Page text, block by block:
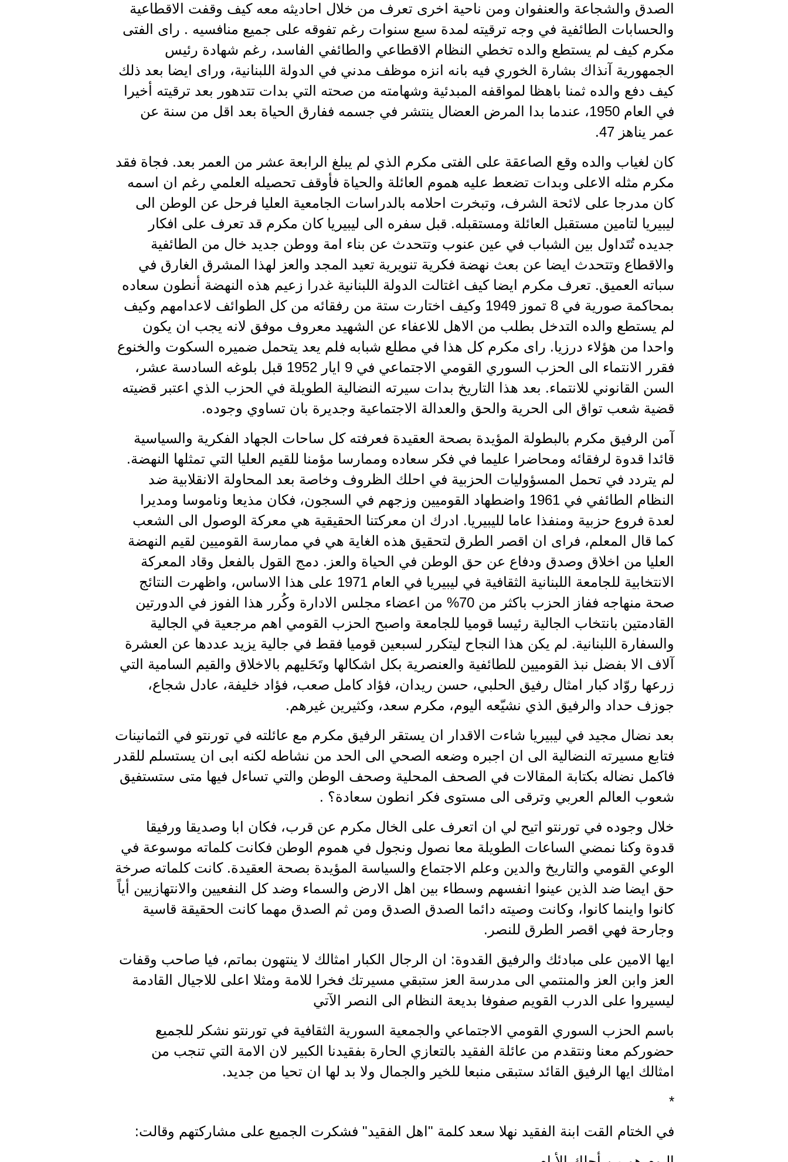
الصدق والشجاعة والعنفوان ومن ناحية اخرى تعرف من خلال احاديثه معه كيف وقفت الاقطاعية
والحسابات الطائفية في وجه ترقيته لمدة سبع سنوات رغم تفوقه على جميع منافسيه . راى الفتى
مكرم كيف لم يستطع والده تخطي النظام الاقطاعي والطائفي الفاسد، رغم شهادة رئيس
الجمهورية آنذاك بشارة الخوري فيه بانه انزه موظف مدني في الدولة اللبنانية، وراى ايضا بعد ذلك
كيف دفع والده ثمنا باهظا لمواقفه المبدئية وشهامته من صحته التي بدات تتدهور بعد ترقيته أخيرا
في العام 1950، عندما بدا المرض العضال ينتشر في جسمه ففارق الحياة بعد اقل من سنة عن
عمر يناهز 47.
كان لغياب والده وقع الصاعقة على الفتى مكرم الذي لم يبلغ الرابعة عشر من العمر بعد. فجاة فقد
مكرم مثله الاعلى وبدات تضعط عليه هموم العائلة والحياة فأوقف تحصيله العلمي رغم ان اسمه
كان مدرجا على لائحة الشرف، وتبخرت احلامه بالدراسات الجامعية العليا فرحل عن الوطن الى
ليبيريا لتامين مستقبل العائلة ومستقبله. قبل سفره الى ليبيريا كان مكرم قد تعرف على افكار
جديده تُتَداول بين الشباب في عين عنوب وتتحدث عن بناء امة ووطن جديد خال من الطائفية
والاقطاع وتتحدث ايضا عن بعث نهضة فكرية تنويرية تعيد المجد والعز لهذا المشرق الغارق في
سباته العميق. تعرف مكرم ايضا كيف اغتالت الدولة اللبنانية غدرا زعيم هذه النهضة أنطون سعاده
بمحاكمة صورية في 8 تموز 1949 وكيف اختارت ستة من رفقائه من كل الطوائف لاعدامهم وكيف
لم يستطع والده التدخل بطلب من الاهل للاعفاء عن الشهيد معروف موفق لانه يجب ان يكون
واحدا من هؤلاء درزيا. راى مكرم كل هذا في مطلع شبابه فلم يعد يتحمل ضميره السكوت والخنوع
فقرر الانتماء الى الحزب السوري القومي الاجتماعي في 9 ايار 1952 قبل بلوغه السادسة عشر،
السن القانوني للانتماء. بعد هذا التاريخ بدات سيرته النضالية الطويلة في الحزب الذي اعتبر قضيته
قضية شعب تواق الى الحرية والحق والعدالة الاجتماعية وجديرة بان تساوي وجوده.
آمن الرفيق مكرم بالبطولة المؤيدة بصحة العقيدة فعرفته كل ساحات الجهاد الفكرية والسياسية
قائدا قدوة لرفقائه ومحاضرا عليما في فكر سعاده وممارسا مؤمنا للقيم العليا التي تمثلها النهضة.
لم يتردد في تحمل المسؤوليات الحزبية في احلك الظروف وخاصة بعد المحاولة الانقلابية ضد
النظام الطائفي في 1961 واضطهاد القوميين وزجهم في السجون، فكان مذيعا وناموسا ومديرا
لعدة فروع حزبية ومنفذا عاما لليبيريا. ادرك ان معركتنا الحقيقية هي معركة الوصول الى الشعب
كما قال المعلم، فراى ان اقصر الطرق لتحقيق هذه الغاية هي في ممارسة القوميين لقيم النهضة
العليا من اخلاق وصدق ودفاع عن حق الوطن في الحياة والعز. دمج القول بالفعل وقاد المعركة
الانتخابية للجامعة اللبنانية الثقافية في ليبيريا في العام 1971 على هذا الاساس، واظهرت النتائج
صحة منهاجه ففاز الحزب باكثر من 70% من اعضاء مجلس الادارة وكُرر هذا الفوز في الدورتين
القادمتين بانتخاب الجالية رئيسا قوميا للجامعة واصبح الحزب القومي اهم مرجعية في الجالية
والسفارة اللبنانية. لم يكن هذا النجاح ليتكرر لسبعين قوميا فقط في جالية يزيد عددها عن العشرة
آلاف الا بفضل نبذ القوميين للطائفية والعنصرية بكل اشكالها وتَحَليهم بالاخلاق والقيم السامية التي
زرعها روّاد كبار امثال رفيق الحلبي، حسن ريدان، فؤاد كامل صعب، فؤاد خليفة، عادل شجاع،
جوزف حداد والرفيق الذي نشيّعه اليوم، مكرم سعد، وكثيرين غيرهم.
بعد نضال مجيد في ليبيريا شاءت الاقدار ان يستقر الرفيق مكرم مع عائلته في تورنتو في الثمانينات
فتابع مسيرته النضالية الى ان اجبره وضعه الصحي الى الحد من نشاطه لكنه ابى ان يستسلم للقدر
فاكمل نضاله بكتابة المقالات في الصحف المحلية وصحف الوطن والتي تساءل فيها متى ستستفيق
شعوب العالم العربي وترقى الى مستوى فكر انطون سعادة؟ .
خلال وجوده في تورنتو اتيح لي ان اتعرف على الخال مكرم عن قرب، فكان ابا وصديقا ورفيقا
قدوة وكنا نمضي الساعات الطويلة معا نصول ونجول في هموم الوطن فكانت كلماته موسوعة في
الوعي القومي والتاريخ والدين وعلم الاجتماع والسياسة المؤيدة بصحة العقيدة. كانت كلماته صرخة
حق ايضا ضد الذين عينوا انفسهم وسطاء بين اهل الارض والسماء وضد كل النفعيين والانتهازيين أياً
كانوا واينما كانوا، وكانت وصيته دائما الصدق الصدق ومن ثم الصدق مهما كانت الحقيقة قاسية
وجارحة فهي اقصر الطرق للنصر.
ايها الامين على مبادئك والرفيق القدوة: ان الرجال الكبار امثالك لا ينتهون بماتم، فيا صاحب وقفات
العز وابن العز والمنتمي الى مدرسة العز ستبقي مسيرتك فخرا للامة ومثلا اعلى للاجيال القادمة
ليسيروا على الدرب القويم صفوفا بديعة النظام الى النصر الآتي
باسم الحزب السوري القومي الاجتماعي والجمعية السورية الثقافية في تورنتو نشكر للجميع
حضوركم معنا ونتقدم من عائلة الفقيد بالتعازي الحارة بفقيدنا الكبير لان الامة التي تنجب من
امثالك ايها الرفيق القائد ستبقى منبعا للخير والجمال ولا بد لها ان تحيا من جديد.
*
في الختام القت ابنة الفقيد نهلا سعد كلمة "اهل الفقيد" فشكرت الجميع على مشاركتهم وقالت: